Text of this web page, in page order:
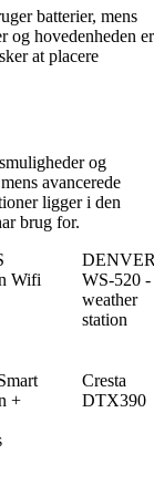
batterier, mens
og hovedenheden er
at placere
og
avancerede
ligger i den
brug for.
Wifi
WS-520 -
weather
station
+
Cresta
DTX390